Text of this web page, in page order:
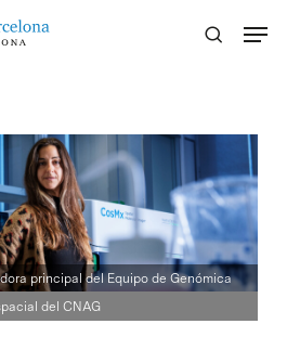
principal del Equipo de Genómica
del CNAG